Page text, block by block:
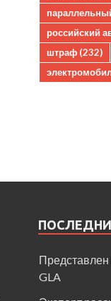
российский
штраф (232)
GLA